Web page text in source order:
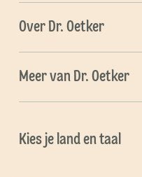
Over Dr. Oetker
Meer van Dr. Oetker
Kies je land en taal